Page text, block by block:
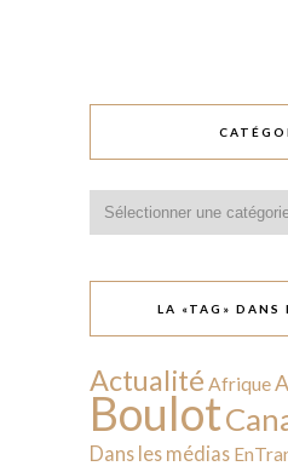
LA «TAG» DANS
Actualité Afrique
Boulot
Dans les médias